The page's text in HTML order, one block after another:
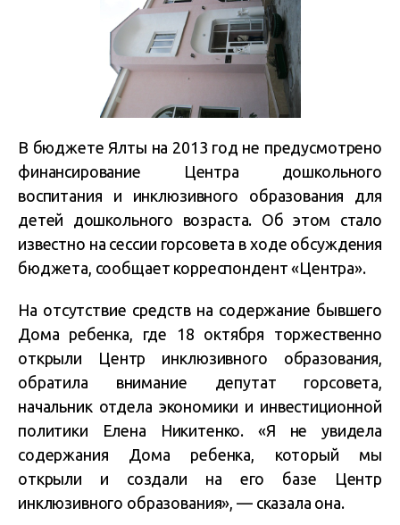
В бюджете Ялты на 2013 год не предусмотрено
финансирование Центра дошкольного
воспитания и инклюзивного образования для
детей дошкольного возраста. Об этом стало
известно на сессии горсовета в ходе обсуждения
бюджета, сообщает корреспондент «Центра».
На отсутствие средств на содержание бывшего
Дома ребенка, где 18 октября торжественно
открыли Центр инклюзивного образования,
обратила внимание депутат горсовета,
начальник отдела экономики и инвестиционной
политики Елена Никитенко. «Я не увидела
содержания Дома ребенка, который мы
открыли и создали на его базе Центр
инклюзивного образования», — сказала она.